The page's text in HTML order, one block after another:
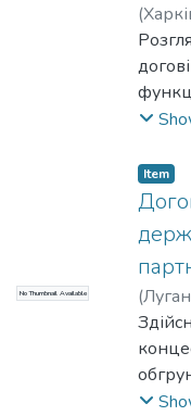
(
No Thumbnail Available
Item
(